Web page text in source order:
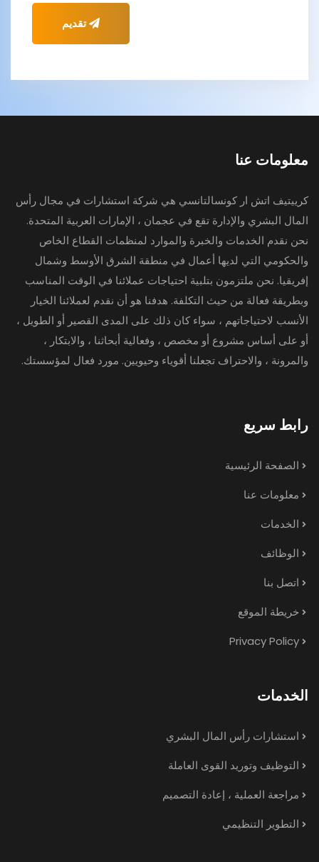
تقديم
معلومات عنا
كرييتيف اتش ار كونسالتانسي هي شركة استشارات في مجال رأس
المال البشري والإدارة تقع في عجمان ، الإمارات العربية المتحدة.
نحن نقدم الخدمات والخبرة والموارد لمنظمات القطاع الخاص
والحكومي التي لديها أعمال في منطقة الشرق الأوسط وشمال
إفريقيا. نحن ملتزمون بتلبية احتياجات عملائنا في الوقت المناسب
وبطريقة فعالة من حيث التكلفة. هدفنا هو أن نقدم لعملائنا الخيار
الأنسب لاحتياجاتهم ، سواء كان ذلك على المدى القصير أو الطويل ،
أو على أساس مشروع أو مخصص ، وفعالية أبحاثنا ، والابتكار ،
والمرونة ، والاحتراف تجعلنا أقوياء وحيويين. مورد فعال لمؤسستك.
رابط سريع
الصفحة الرئيسية
معلومات عنا
الخدمات
الوظائف
اتصل بنا
خريطة الموقع
الخدمات
استشارات رأس المال البشري
التوظيف وتوريد القوى العاملة
مراجعة العملية ، إعادة التصميم
التطوير التنظيمي